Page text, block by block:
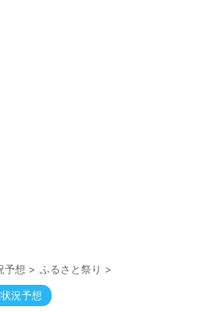
予想 > ふるさと祭り >
況予想